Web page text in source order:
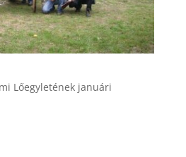
Lőegyletének januári